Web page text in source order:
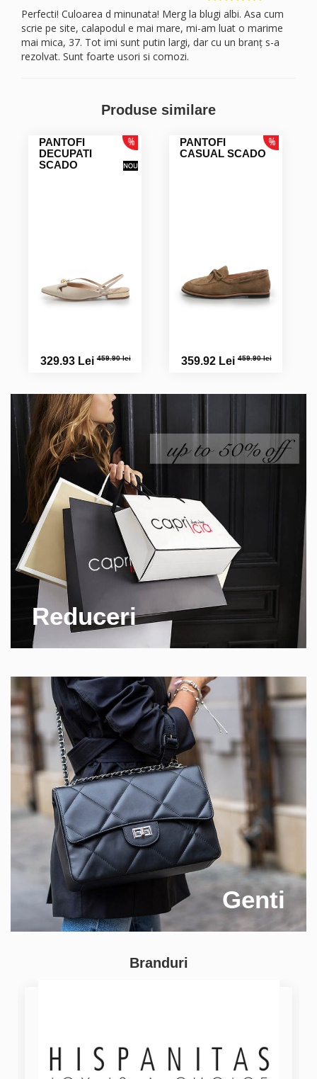
Perfecti! Culoarea d minunata! Merg la blugi albi. Asa cum
scrie pe site, calapodul e mai mare, mi-am luat o marime
mai mica, 37. Tot imi sunt putin largi, dar cu un branț s-a
rezolvat. Sunt foarte usori si comozi.
picioarele mai late. Minunati si la condus, recomand!
Produse similare
PANTOFI
DECUPATI
SCADO
329.93 Lei459.90 lei
PANTOFI
CASUAL SCADO
359.92 Lei459.90 lei
Reduceri
Genti
Branduri